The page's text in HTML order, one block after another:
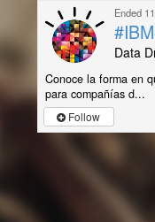
Ended
Data
Conoce la forma en
para compañías d...
Follow